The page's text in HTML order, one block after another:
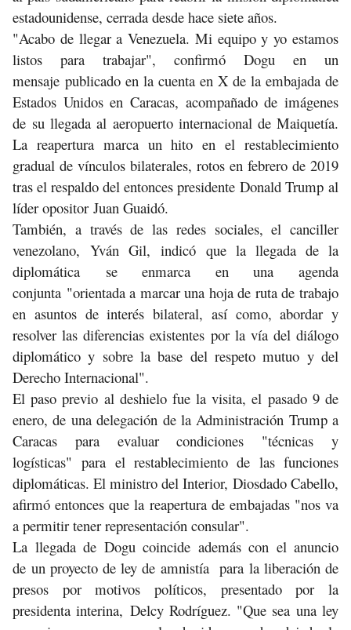
estadounidense, cerrada desde hace siete años.
"Acabo de llegar a Venezuela. Mi equipo y yo estamos
listos para trabajar", confirmó Dogu en un
mensaje publicado en la cuenta en X de la embajada de
Estados Unidos en Caracas, acompañado de imágenes
de su llegada al aeropuerto internacional de Maiquetía.
La reapertura marca un hito en el restablecimiento
gradual de vínculos bilaterales, rotos en febrero de 2019
tras el respaldo del entonces presidente Donald Trump al
líder opositor Juan Guaidó.
También, a través de las redes sociales, el canciller
venezolano, Yván Gil, indicó que la llegada de la
diplomática se enmarca en una agenda
conjunta "orientada a marcar una hoja de ruta de trabajo
en asuntos de interés bilateral, así como, abordar y
resolver las diferencias existentes por la vía del diálogo
diplomático y sobre la base del respeto mutuo y del
Derecho Internacional".
El paso previo al deshielo fue la visita, el pasado 9 de
enero, de una delegación de la Administración Trump a
Caracas para evaluar condiciones "técnicas y
logísticas" para el restablecimiento de las funciones
diplomáticas. El ministro del Interior, Diosdado Cabello,
afirmó entonces que la reapertura de embajadas "nos va
a permitir tener representación consular".
La llegada de Dogu coincide además con el anuncio
de un proyecto de ley de amnistía para la liberación de
presos por motivos políticos, presentado por la
presidenta interina, Delcy Rodríguez. "Que sea una ley